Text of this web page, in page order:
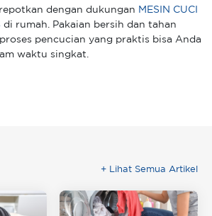
dengan dukungan MESIN CUCI
di rumah. Pakaian bersih dan tahan
pencucian yang praktis bisa Anda
waktu singkat.
+ Lihat Semua Artikel